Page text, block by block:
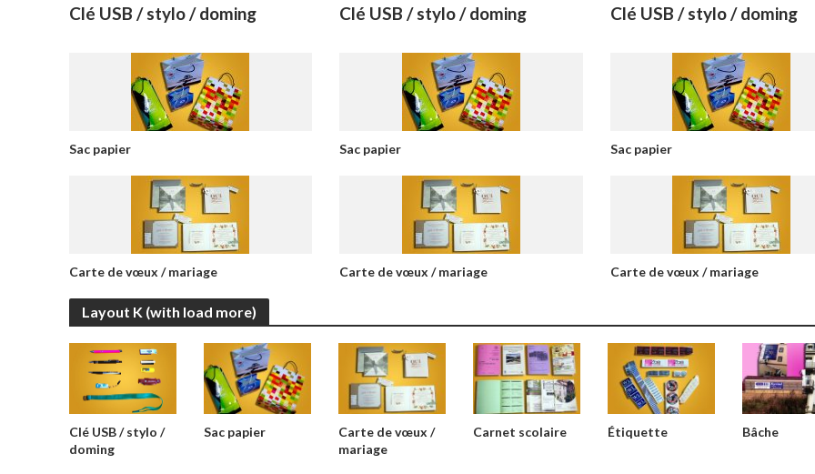
Clé USB / stylo / doming
Sac papier
Carte de vœux / mariage
Clé USB / stylo / doming
Sac papier
Carte de vœux / mariage
Clé USB / stylo / doming
Sac papier
Carte de vœux / mariage
Layout K (with load more)
Clé USB / stylo /
doming
Sac papier
Carte de vœux /
mariage
Carnet scolaire Étiquette Bâche